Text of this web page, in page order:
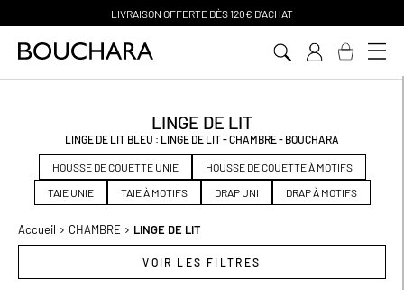
PAIEMENT EN 3 SANS FRAIS
LINGE DE LIT BLEU : LINGE DE LIT - CHAMBRE - BOUCHARA
LINGE DE LIT
HOUSSE DE COUETTE UNIE
HOUSSE DE COUETTE À MOTIFS
TAIE UNIE
TAIE À MOTIFS DRAP UNI DRAP À MOTIFS
Accueil CHAMBRE LINGE DE LIT
VOIR LES FILTRES